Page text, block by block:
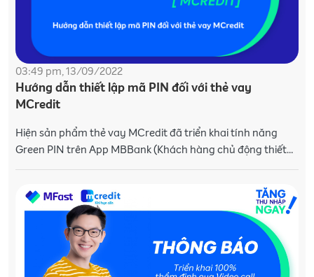
03:49 pm, 13/09/2022
Hướng dẫn thiết lập mã PIN đối với thẻ vay
MCredit
Hiện sản phẩm thẻ vay MCredit đã triển khai tính năng
Green PIN trên App MBBank (Khách hàng chủ động thiết